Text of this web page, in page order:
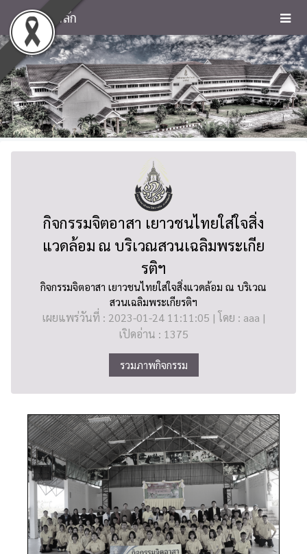
หน้าหลัก
กิจกรรมจิตอาสา เยาวชนไทยใส่ใจสิ่ง
แวดล้อม ณ บริเวณสวนเฉลิมพระเกีย
รติฯ
กิจกรรมจิตอาสา เยาวชนไทยใส่ใจสิ่งแวดล้อม ณ บริเวณ
สวนเฉลิมพระเกียรติฯ
เผยแพร่วันที่ : 2023-01-24 11:11:05 | โดย : aaa |
เปิดอ่าน : 1375
รวมภาพกิจกรรม